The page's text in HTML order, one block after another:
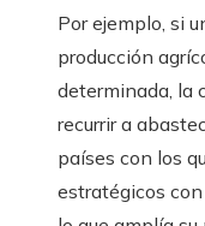
Por ejemplo, si
producción
determinada, la
recurrir a
países con los
estratégicos